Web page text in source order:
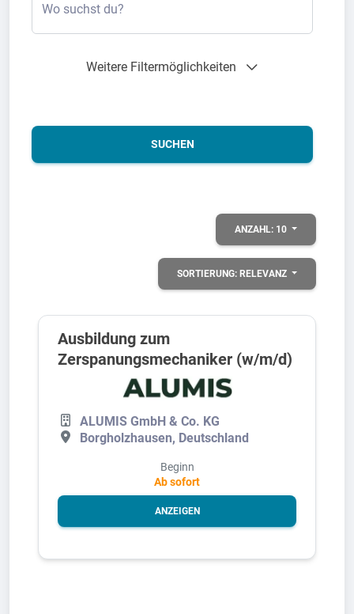
Wo suchst du?
Weitere Filtermöglichkeiten
SUCHEN
ANZAHL: 10
SORTIERUNG: RELEVANZ
Ausbildung zum
Zerspanungsmechaniker (w/m/d)
ALUMIS GmbH & Co. KG
Borgholzhausen, Deutschland
Beginn
Ab sofort
ANZEIGEN